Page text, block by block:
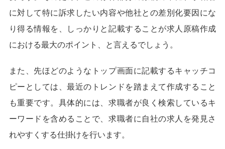
に対して特に訴求したい内容や他社との差別化要因にな
り得る情報を、しっかりと記載することが求人原稿作成
における最大のポイント、と言えるでしょう。
また、先ほどのようなトップ画面に記載するキャッチコ
ピーとしては、最近のトレンドを踏まえて作成すること
も重要です。具体的には、求職者が良く検索しているキ
ーワードを含めることで、求職者に自社の求人を発見さ
れやすくする仕掛けを行います。